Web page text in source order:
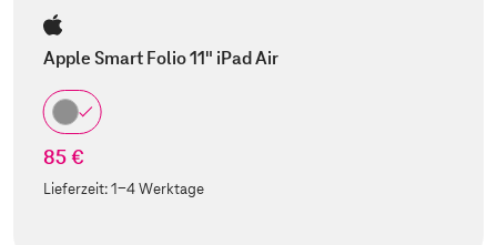
Apple Smart Folio 11" iPad Air
85 €
Lieferzeit:1-4 Werktage